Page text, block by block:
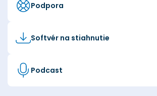
Podpora
Softvér na stiahnutie
Podcast